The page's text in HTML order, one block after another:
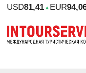
USD81,41 EUR 94,06▲RUB